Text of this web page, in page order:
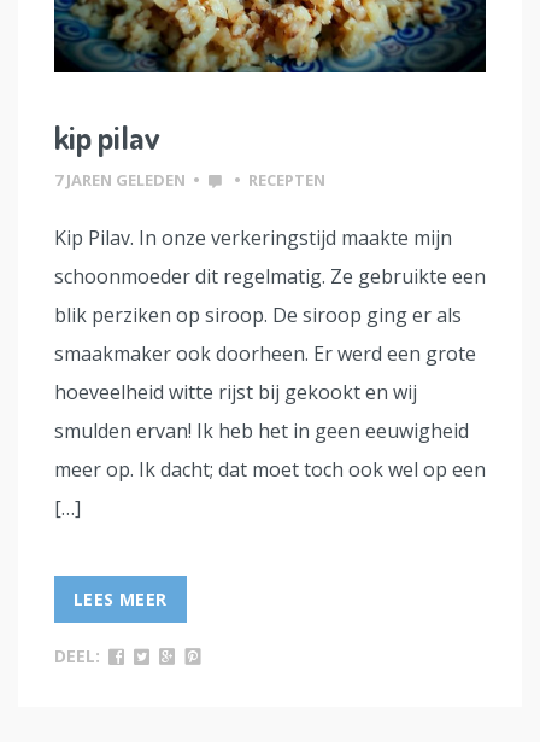
kip pilav
7 JAREN GELEDEN • • RECEPTEN
Kip Pilav. In onze verkeringstijd maakte mijn
schoonmoeder dit regelmatig. Ze gebruikte een
blik perziken op siroop. De siroop ging er als
smaakmaker ook doorheen. Er werd een grote
hoeveelheid witte rijst bij gekookt en wij
smulden ervan! Ik heb het in geen eeuwigheid
meer op. Ik dacht; dat moet toch ook wel op een
[…]
LEES MEER
DEEL: